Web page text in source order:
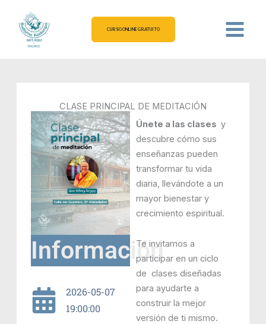
contenido
CURSO ONLINE GRATUITO
CLASE PRINCIPAL DE MEDITACIÓN
Información
2026-05-07
19:00:00
Únete a las clases y
descubre cómo sus
enseñanzas pueden
transformar tu vida
diaria, llevándote a un
mayor bienestar y
crecimiento espiritual.
Te invitamos a
participar en un ciclo
de clases diseñadas
para ayudarte a
construir la mejor
versión de ti mismo.